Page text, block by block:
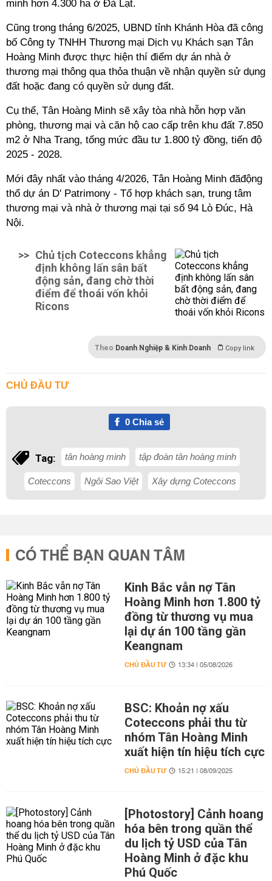
minh hơn 4.300 ha ở Đà Lạt.
Cũng trong tháng 6/2025, UBND tỉnh Khánh Hòa đã công
bố Công ty TNHH Thương mại Dịch vụ Khách sạn Tân
Hoàng Minh được thực hiện thí điểm dự án nhà ở
thương mại thông qua thỏa thuận về nhận quyền sử dụng
đất hoặc đang có quyền sử dụng đất.
Cụ thể, Tân Hoàng Minh sẽ xây tòa nhà hỗn hợp văn
phòng, thương mại và căn hộ cao cấp trên khu đất 7.850
m2 ở Nha Trang, tổng mức đầu tư 1.800 tỷ đồng, tiến độ
2025 - 2028.
Mới đây nhất vào tháng 4/2026, Tân Hoàng Minh đãđộng
thổ dự án D' Patrimony - Tổ hợp khách sạn, trung tâm
thương mại và nhà ở thương mại tại số 94 Lò Đúc, Hà
Nội.
>> Chủ tịch Coteccons khẳng
định không lấn sân bất
động sản, đang chờ thời
điểm để thoái vốn khỏi
Ricons
Theo Doanh Nghiệp & Kinh Doanh Copy link
CHỦ ĐẦU TƯ
0Chia sẻ
Tag: tân hoàng minh tập đoàn tân hoàng minh
Coteccons Ngôi Sao Việt Xây dựng Coteccons
CÓ THỂ BẠN QUAN TÂM
Kinh Bắc vẫn nợ Tân
Hoàng Minh hơn 1.800 tỷ
đồng từ thương vụ mua
lại dự án 100 tầng gần
Keangnam
CHỦ ĐẦU TƯ 13:34 | 05/08/2026
BSC: Khoản nợ xấu
Coteccons phải thu từ
nhóm Tân Hoàng Minh
xuất hiện tín hiệu tích cực
CHỦ ĐẦU TƯ 15:21 | 08/09/2025
[Photostory] Cảnh hoang
hóa bên trong quần thể
du lịch tỷ USD của Tân
Hoàng Minh ở đặc khu
Phú Quốc